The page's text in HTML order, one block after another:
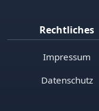
Rechtliches
Impressum
Datenschutz